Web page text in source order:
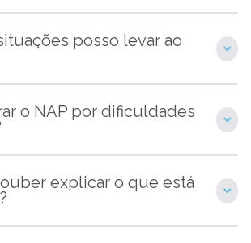
posso levar ao
o NAP por dificuldades
explicar o que está